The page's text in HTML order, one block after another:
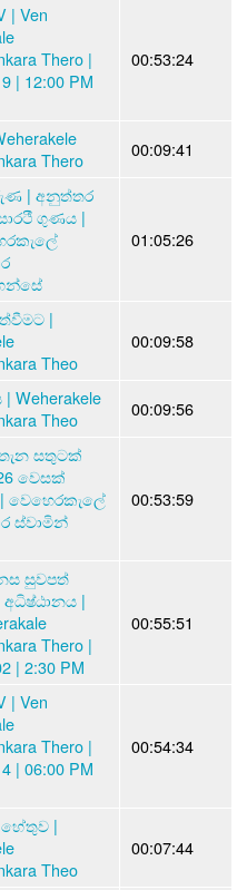
| Ven
Thero |
| 12:00 PM
00:53:24
Thero
00:09:41
| අනුත්තර
ගුණය |
01:05:26
|
Theo
00:09:58
Weherakele
Theo
00:09:56
සතුටක්
වෙසක්
ස්වාමින්
00:53:59
සුවපත්
|
Thero |
| 2:30 PM
00:55:51
| Ven
Thero |
| 06:00 PM
00:54:34
|
Theo
00:07:44